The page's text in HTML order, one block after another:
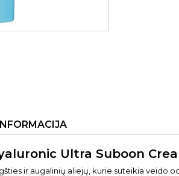
Ultra Suboon
ir augalinių aliejų, kurie suteikia veido